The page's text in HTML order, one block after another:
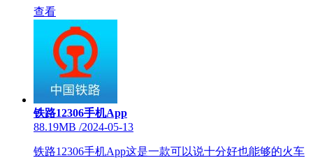
查看
铁路12306手机App
88.19MB /2024-05-13
铁路12306手机App这是一款可以说十分好也能够的火车